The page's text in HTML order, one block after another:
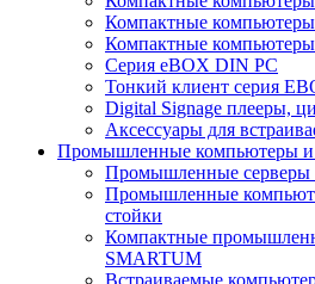
Компактные
Компактные
Серия eBOX DIN PC
Тонкий клиент серия
Digital Signage плееры,
Аксессуары для
Промышленные компьютеры и
Промышленные серверы
Промышленные
стойки
Компактные
SMARTUM
Встраиваемые